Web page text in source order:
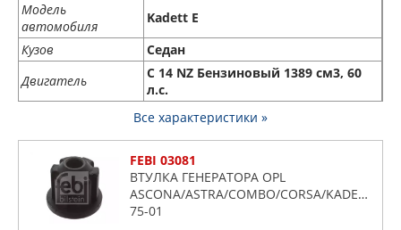
Модель
автомобиля
Kadett E
Кузов
Седан
Двигатель
C 14 NZ Бензиновый 1389 см3, 60
л.с.
Все характеристики »
FEBI 03081
ВТУЛКА ГЕНЕРАТОРА OPL
ASCONA/ASTRA/COMBO/CORSA/KADETT/
75-01